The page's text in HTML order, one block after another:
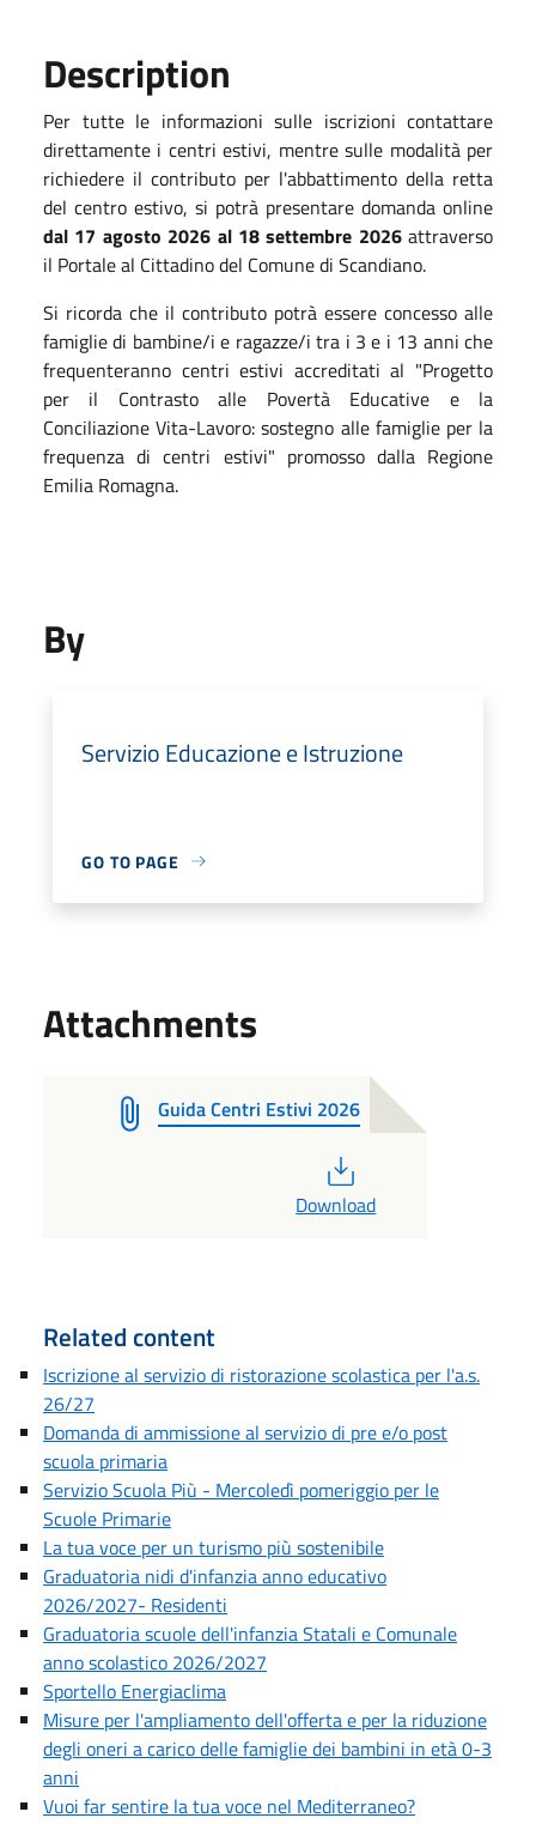
Description
Per tutte le informazioni sulle iscrizioni contattare
direttamente i centri estivi, mentre sulle modalità per
richiedere il contributo per l'abbattimento della retta
del centro estivo, si potrà presentare domanda online
dal 17 agosto 2026 al 18 settembre 2026attraverso
il Portale al Cittadino del Comune di Scandiano.
Si ricorda che il contributo potrà essere concesso alle
famiglie di bambine/i e ragazze/i tra i 3 e i 13 anni che
frequenteranno centri estivi accreditati al "Progetto
per il Contrasto alle Povertà Educative e la
Conciliazione Vita-Lavoro: sostegno alle famiglie per la
frequenza di centri estivi" promosso dalla Regione
Emilia Romagna.
By
Servizio Educazione e Istruzione
GO TO PAGE
Attachments
Guida Centri Estivi 2026
Download
Related content
Iscrizione al servizio di ristorazione scolastica per l'a.s.
26/27
Domanda di ammissione al servizio di pre e/o post
scuola primaria
Servizio Scuola Più - Mercoledì pomeriggio per le
Scuole Primarie
La tua voce per un turismo più sostenibile
Graduatoria nidi d'infanzia anno educativo
2026/2027- Residenti
Graduatoria scuole dell'infanzia Statali e Comunale
anno scolastico 2026/2027
Sportello Energiaclima
Misure per l'ampliamento dell'offerta e per la riduzione
degli oneri a carico delle famiglie dei bambini in età 0-3
anni
Vuoi far sentire la tua voce nel Mediterraneo?